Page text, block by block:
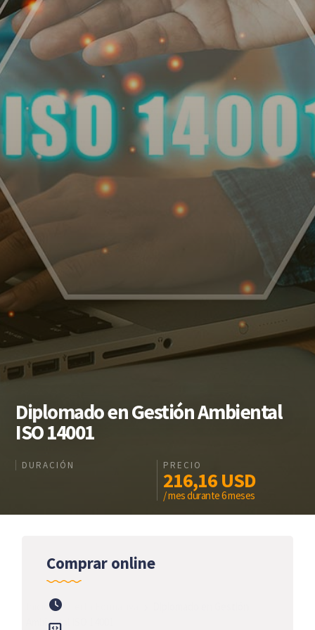
Diplomado en Gestión Ambiental
ISO 14001
DURACIÓN PRECIO
216,16USD
/ mes durante 6 meses
Comprar online
Inicio
Ambiental ISO 14001